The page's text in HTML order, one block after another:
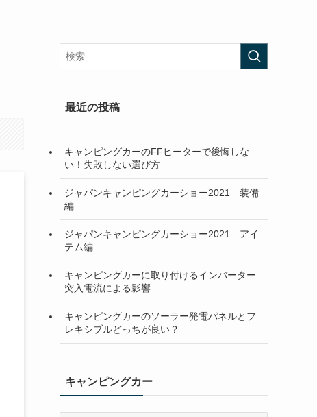
最近の投稿
キャンピングカーのFFヒーターで後悔しな
い！失敗しない選び方
ジャパンキャンピングカーショー2021 装備
編
ジャパンキャンピングカーショー2021 アイ
テム編
キャンピングカーに取り付けるインバーター
突入電流による影響
キャンピングカーのソーラー発電パネルとフ
レキシブルどっちが良い？
キャンピングカー